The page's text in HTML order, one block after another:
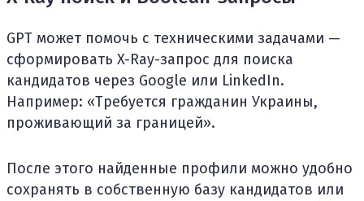
GPT может помочь с техническими задачами —
сформировать X-Ray-запрос для поиска
кандидатов через Google или LinkedIn.
Например: «Требуется гражданин Украины,
проживающий за границей».
После этого найденные профили можно удобно
сохранять в собственную базу кандидатов или